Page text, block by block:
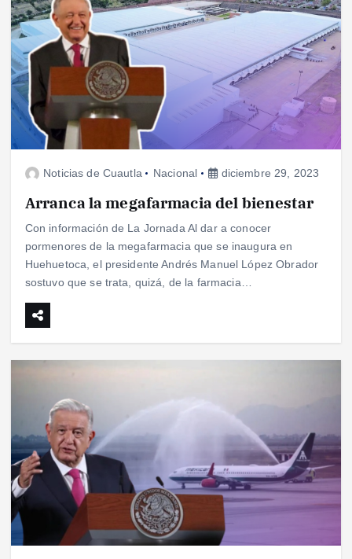
Noticias de Cuautla Nacional diciembre 29, 2023
Arranca la megafarmacia del bienestar
Con información de La Jornada Al dar a conocer
pormenores de la megafarmacia que se inaugura en
Huehuetoca, el presidente Andrés Manuel López Obrador
sostuvo que se trata, quizá, de la farmacia…